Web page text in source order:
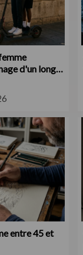
d'un long
entre 45 et